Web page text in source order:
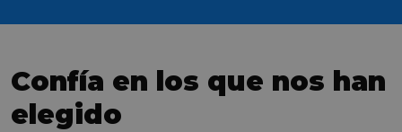
Confía en los que nos han
elegido